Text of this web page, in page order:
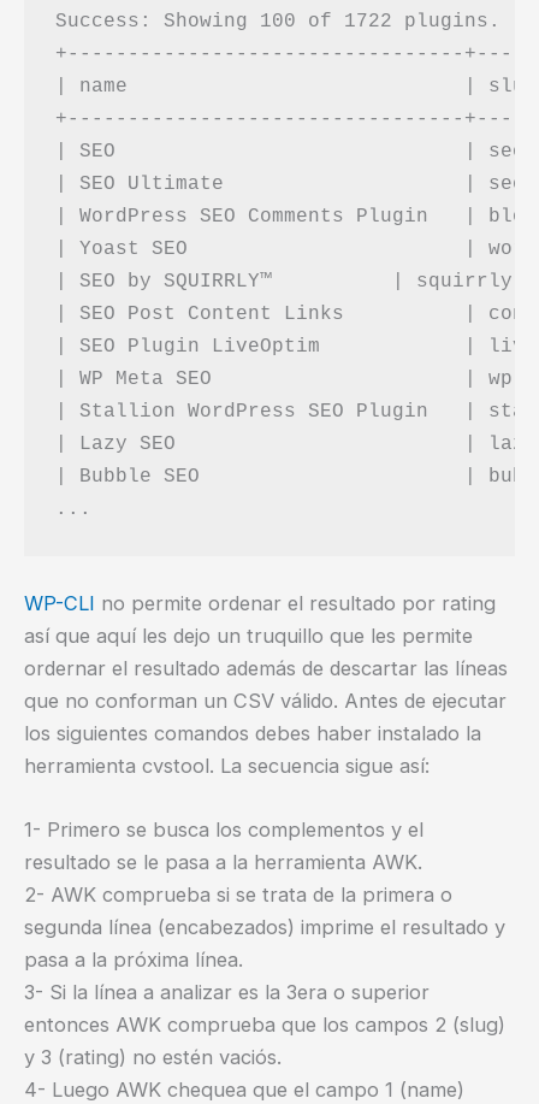
Success: Showing 100 of 1722 plugins.
+---------------------------------
| name                            |
+---------------------------------
| SEO                             |
| SEO Ultimate                    |
| WordPress SEO Comments Plugin
| Yoast SEO                       |
| SEO by SQUIRRLY™          |
| SEO Post Content Links          |
| SEO Plugin LiveOptim
| WP Meta SEO                     |
| Stallion WordPress SEO Plugin   |
| Lazy SEO                        |
| Bubble SEO                      |
WP-CLI no permite ordenar el resultado por rating
así que aquí les dejo un truquillo que les permite
ordernar el resultado además de descartar las líneas
que no conforman un CSV válido. Antes de ejecutar
los siguientes comandos debes haber instalado la
herramienta cvstool. La secuencia sigue así:
1- Primero se busca los complementos y el
resultado se le pasa a la herramienta AWK.
2- AWK comprueba si se trata de la primera o
segunda línea (encabezados) imprime el resultado y
pasa a la próxima línea.
3- Si la línea a analizar es la 3era o superior
entonces AWK comprueba que los campos 2 (slug)
y 3 (rating) no estén vaciós.
4- Luego AWK chequea que el campo 1 (name)